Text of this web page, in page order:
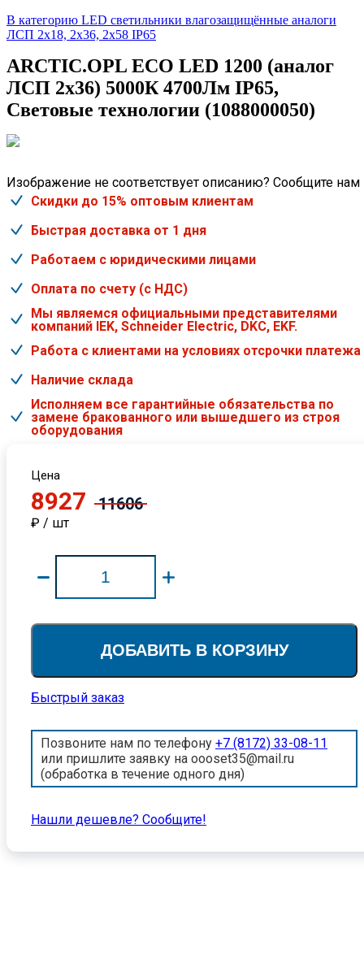
В категорию LED светильники влагозащищённые аналоги
ЛСП 2х18, 2х36, 2х58 IP65
ARCTIC.OPL ECO LED 1200 (аналог
ЛСП 2х36) 5000К 4700Лм IP65,
Световые технологии (1088000050)
Изображение не соответствует описанию? Сообщите нам
Скидки до 15% оптовым клиентам
Быстрая доставка от 1 дня
Работаем с юридическими лицами
Оплата по счету (с НДС)
Мы являемся официальными представителями
компаний IEK, Schneider Electric, DKC, EKF.
Работа с клиентами на условиях отсрочки платежа
Наличие склада
Исполняем все гарантийные обязательства по
замене бракованного или вышедшего из строя
оборудования
Цена
8927 11606
₽ / шт
ДОБАВИТЬ В КОРЗИНУ
Быстрый заказ
Позвоните нам по телефону +7 (8172) 33-08-11
или пришлите заявку на oooset35@mail.ru
(обработка в течение одного дня)
Нашли дешевле? Cообщите!